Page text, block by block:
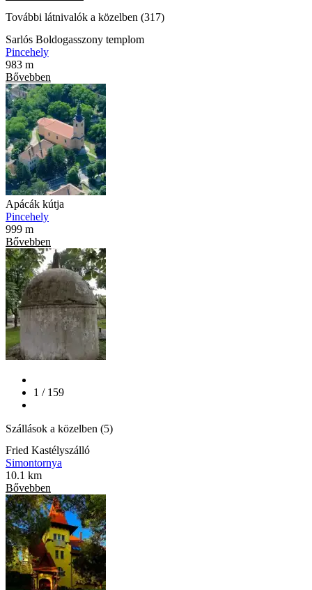
További látnivalók a közelben (317)
Sarlós Boldogasszony templom
Pincehely
983 m
Bővebben
Apácák kútja
Pincehely
999 m
Bővebben
1 / 159
Szállások a közelben (5)
Fried Kastélyszálló
Simontornya
10.1 km
Bővebben